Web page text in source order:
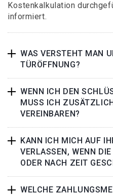
Kostenkalkulation
informiert.
WAS VERSTEHT MAN
TÜRÖFFNUNG?
WENN ICH DEN
MUSS ICH
VEREINBAREN?
KANN ICH MICH AUF
VERLASSEN, WENN
ODER NACH ZEIT
WELCHE